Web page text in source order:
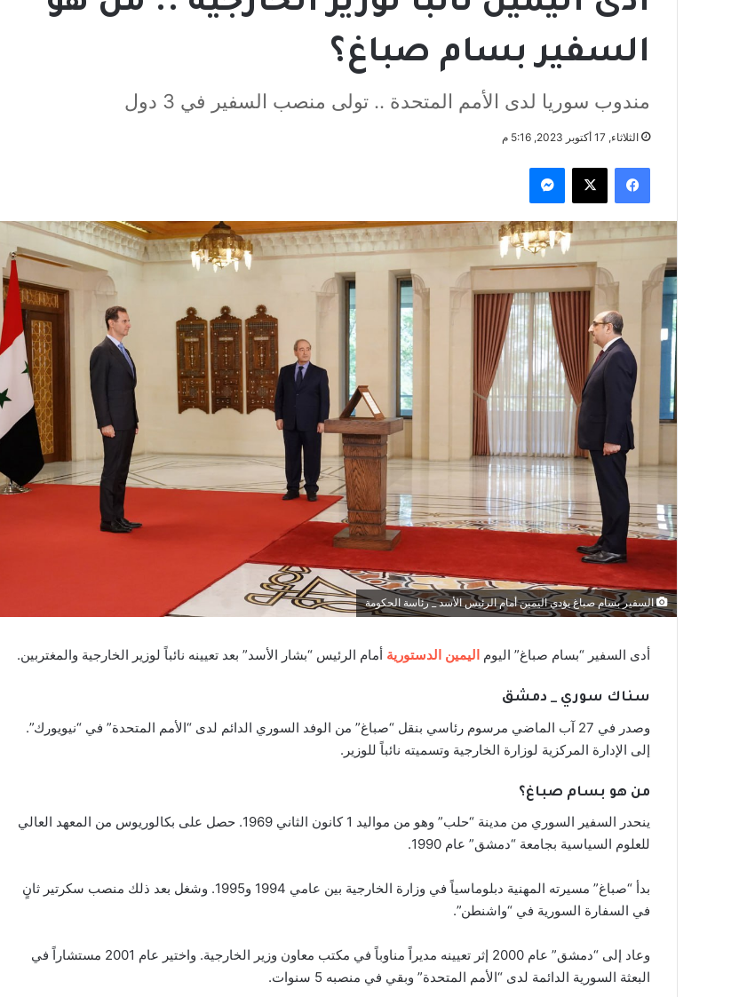
السفير بسام صباغ؟
مندوب سوريا لدى الأمم المتحدة .. تولى منصب السفير في 3 دول
الثلاثاء, 17 أكتوبر 2023, 5:16 م
فيسبوك
السفير بسام صباغ يؤدي اليمين أمام الرئيس الأسد _ رئاسة الحكومة
أدى السفير “بسام صباغ” اليوم اليمين الدستورية أمام الرئيس “بشار الأسد” بعد تعيينه نائباً لوزير الخارجية والمغتربين.
سناك سوري _ دمشق
وصدر في 27 آب الماضي مرسوم رئاسي بنقل “صباغ” من الوفد السوري الدائم لدى “الأمم المتحدة” في “نيويورك”.
إلى الإدارة المركزية لوزارة الخارجية وتسميته نائباً للوزير.
من هو بسام صباغ؟
ينحدر السفير السوري من مدينة “حلب” وهو من مواليد 1 كانون الثاني 1969. حصل على بكالوريوس من المعهد العالي
للعلوم السياسية بجامعة “دمشق” عام 1990.
بدأ “صباغ” مسيرته المهنية دبلوماسياً في وزارة الخارجية بين عامي 1994 و1995. وشغل بعد ذلك منصب سكرتير ثانٍ
في السفارة السورية في “واشنطن”.
وعاد إلى “دمشق” عام 2000 إثر تعيينه مديراً مناوباً في مكتب معاون وزير الخارجية. واختير عام 2001 مستشاراً في
البعثة السورية الدائمة لدى “الأمم المتحدة” وبقي في منصبه 5 سنوات.